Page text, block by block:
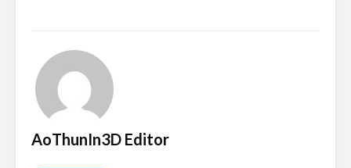
AoThunIn3D Editor